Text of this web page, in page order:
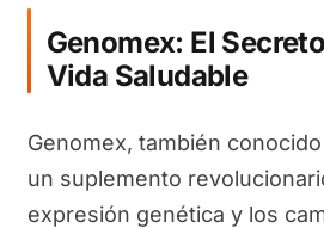
Genomex: El
Vida Saludable
Genomex, también
un suplemento
expresión genética y los